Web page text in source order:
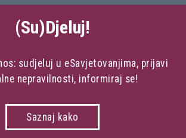
(Su)Djeluj!
sudjeluj u eSavjetovanjima, prijavi
nepravilnosti, informiraj se!
Saznaj kako